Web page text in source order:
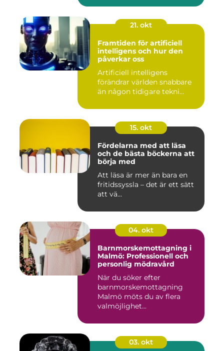
21. okt
Framtiden för artificiell
intelligens och hur den
påverkar oss
Artificiell intelligens
förändrar världen snabbare
än någon tidigare tekni...
15. okt
Fördelarna med att läsa
och de bästa böckerna att
börja med
Att läsa är mer än bara en
fritidssyssla – det är ett sätt
att vä...
04. okt
Barnmorskemottagning i
Malmö: Professionell och
personlig mödravård
När du söker efter
barnmorskemottagning
Malmö möts du av flera
valmöjlighet...
03. okt